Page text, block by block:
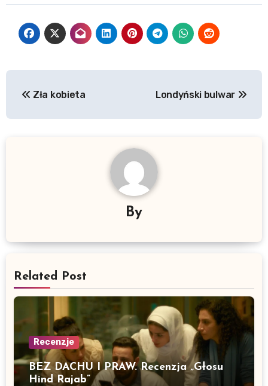
Zła kobieta Londyński bulwar
By
Related Post
Recenzje
BEZ DACHU I PRAW. Recenzja „Głosu
Hind Rajab”